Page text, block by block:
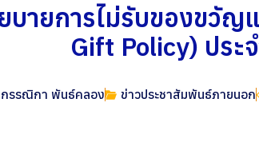
บายการไม่รับของขวั
Gift Policy) ปร
กรรณิกา พันธ์คลอง ข่าวประชาสัมพันธ์ภายนอก